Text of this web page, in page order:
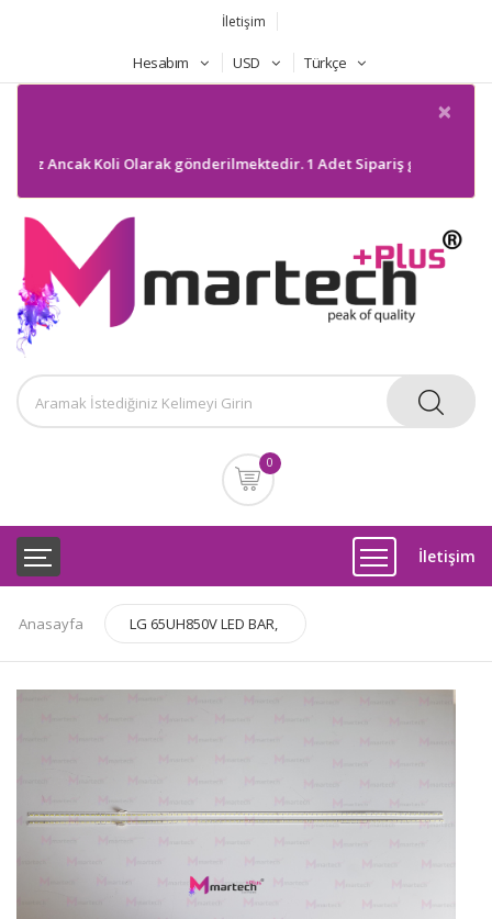
İletişim
Hesabım USD Türkçe
×
Ancak Koli Olarak gönderilmektedir. 1 Adet Sipariş
0
İletişim
Anasayfa LG 65UH850V LED BAR,